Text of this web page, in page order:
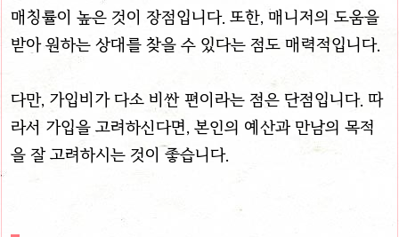
매칭률이 높은 것이 장점입니다. 또한, 매니저의 도움을
받아 원하는 상대를 찾을 수 있다는 점도 매력적입니다.
다만, 가입비가 다소 비싼 편이라는 점은 단점입니다. 따
라서 가입을 고려하신다면, 본인의 예산과 만남의 목적
을 잘 고려하시는 것이 좋습니다.